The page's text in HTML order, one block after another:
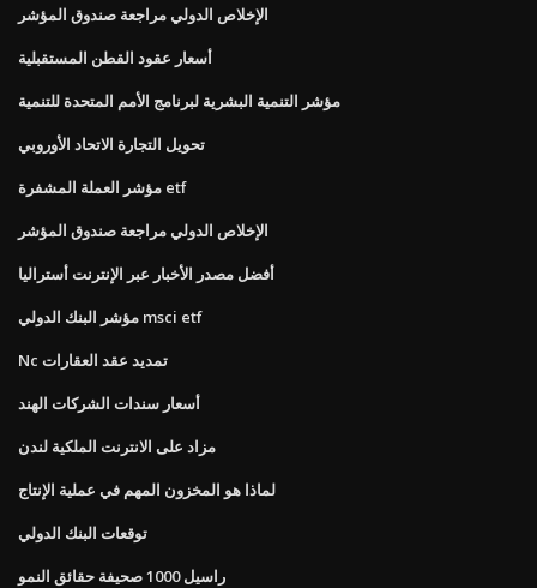
الإخلاص الدولي مراجعة صندوق المؤشر
أسعار عقود القطن المستقبلية
مؤشر التنمية البشرية لبرنامج الأمم المتحدة للتنمية
تحويل التجارة الاتحاد الأوروبي
مؤشر العملة المشفرة etf
الإخلاص الدولي مراجعة صندوق المؤشر
أفضل مصدر الأخبار عبر الإنترنت أستراليا
مؤشر البنك الدولي msci etf
Nc تمديد عقد العقارات
أسعار سندات الشركات الهند
مزاد على الانترنت الملكية لندن
لماذا هو المخزون المهم في عملية الإنتاج
توقعات البنك الدولي
راسيل 1000 صحيفة حقائق النمو